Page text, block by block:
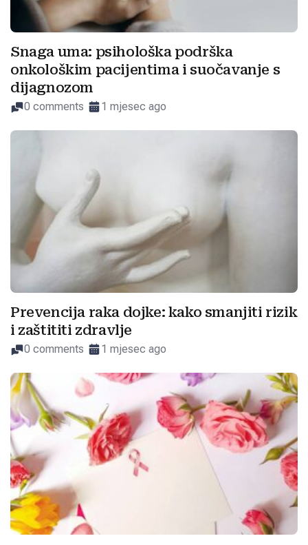
Snaga uma: psihološka podrška
onkološkim pacijentima i suočavanje s
dijagnozom
0 comments 1 mjesec ago
Prevencija raka dojke: kako smanjiti rizik
i zaštititi zdravlje
0 comments 1 mjesec ago